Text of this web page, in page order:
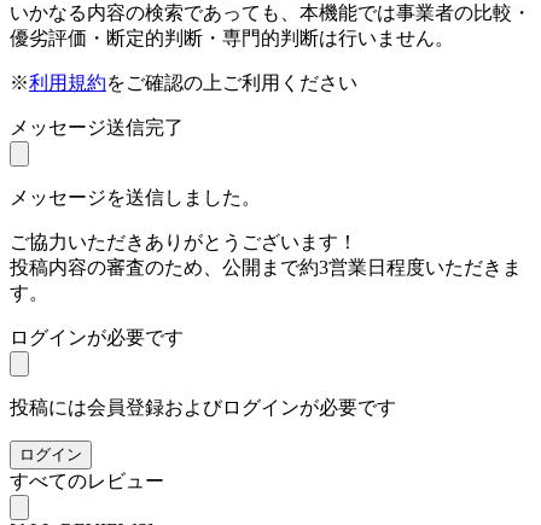
いかなる内容の検索であっても、本機能では事業者の比較・
優劣評価・断定的判断・専門的判断は行いません。
※利用規約をご確認の上ご利用ください
メッセージ送信完了
メッセージを送信しました。
ご協力いただきありがとうございます！
投稿内容の審査のため、公開まで約3営業日程度いただきま
す。
ログインが必要です
投稿には会員登録およびログインが必要です
ログイン
すべてのレビュー